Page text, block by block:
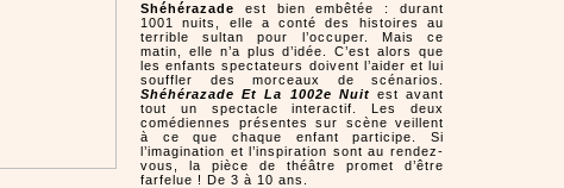
Shéhérazade est bien embêtée : durant
1001 nuits, elle a conté des histoires au
terrible sultan pour l’occuper. Mais ce
matin, elle n’a plus d’idée. C’est alors que
les enfants spectateurs doivent l’aider et lui
souffler des morceaux de scénarios.
Shéhérazade Et La 1002e Nuit est avant
tout un spectacle interactif. Les deux
comédiennes présentes sur scène veillent
à ce que chaque enfant participe. Si
l’imagination et l’inspiration sont au rendez-
vous, la pièce de théâtre promet d’être
farfelue ! De 3 à 10 ans.